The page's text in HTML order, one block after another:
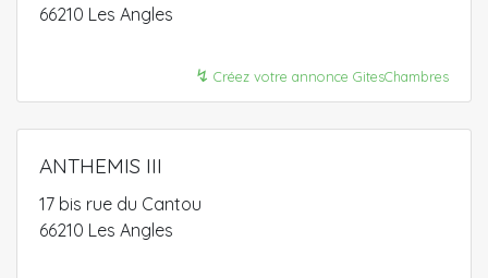
66210 Les Angles
↯ Créez votre annonce GitesChambres
ANTHEMIS III
17 bis rue du Cantou
66210 Les Angles